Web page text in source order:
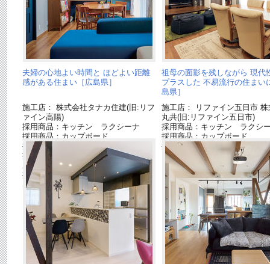
夫婦の心地よい時間と ほどよい距離
感がある住まい［広島県］
施工店： 株式会社タナカ住建(旧:リフ
ァイン高陽)
採用商品：キッチン ラクシーナ
採用商品：カップボード
採用商品：収納用建具 ベリティス
採用商品：内装ドア クラフトレーベ
ル
採用商品：床材 ベリティスフロアー
S
祖母の面影を残しながら 現代
プラスした 不易流行の住まい
島県］
施工店： リファイン五日市 株
丸共(旧:リファイン五日市)
採用商品：キッチン ラクシ
採用商品：カップボード
採用商品：床材 フィットフ